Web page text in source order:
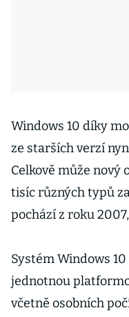
Windows 10 díky
ze starších verzí
Celkově může nový
tisíc různých typů
pochází z roku
Systém Windows
jednotnou
včetně osobních